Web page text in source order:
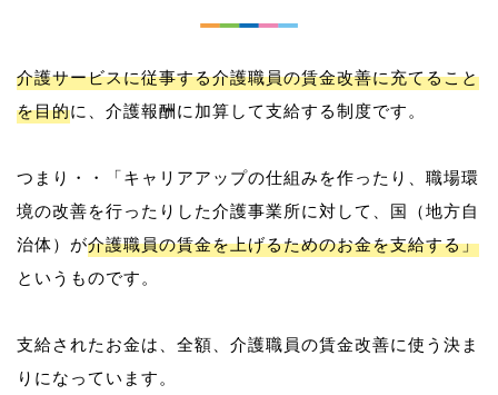
介護サービスに従事する介護職員の賃金改善に充てること
を目的に、介護報酬に加算して支給する制度です。
つまり・・「キャリアアップの仕組みを作ったり、職場環
境の改善を行ったりした介護事業所に対して、国（地方自
治体）が介護職員の賃金を上げるためのお金を支給する」
というものです。
支給されたお金は、全額、介護職員の賃金改善に使う決ま
りになっています。